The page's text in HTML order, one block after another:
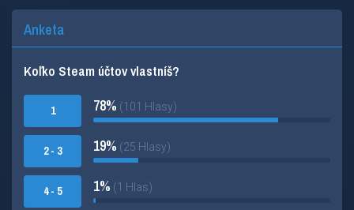
Anketa
Koľko Steam účtov vlastníš?
1
2 - 3
4 - 5
78% (101 Hlasy)
19% (25 Hlasy)
1% (1 Hlas)